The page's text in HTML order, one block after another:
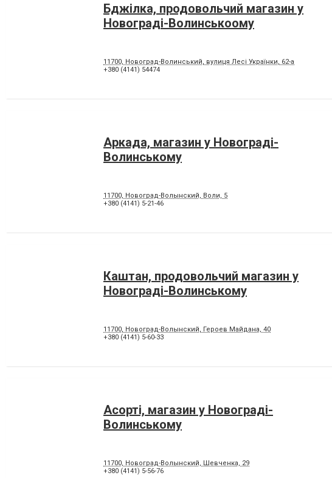
Бджілка, продовольчий магазин у
Новограді-Волинськоому
11700, Новоград-Волинський, вулиця Лесі Українки, 62-а
+380 (4141) 54474
Аркада, магазин у Новограді-
Волинському
11700, Новоград-Волынский, Воли, 5
+380 (4141) 5-21-46
Каштан, продовольчий магазин у
Новограді-Волинському
11700, Новоград-Волынский, Героев Майдана, 40
+380 (4141) 5-60-33
Асорті, магазин у Новограді-
Волинському
11700, Новоград-Волынский, Шевченка, 29
+380 (4141) 5-56-76